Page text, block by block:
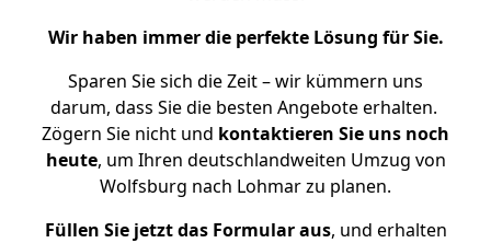
Wir haben immer die perfekte Lösung für Sie.
Sparen Sie sich die Zeit – wir kümmern uns
darum, dass Sie die besten Angebote erhalten.
Zögern Sie nicht und kontaktieren Sie uns noch
heute, um Ihren deutschlandweiten Umzug von
Wolfsburg nach Lohmar zu planen.
Füllen Sie jetzt das Formular aus, und erhalten